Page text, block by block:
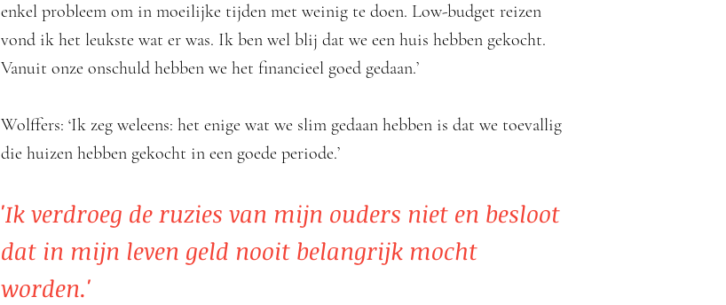
enkel probleem om in moeilijke tijden met weinig te doen. Low-budget reizen
vond ik het leukste wat er was. Ik ben wel blij dat we een huis hebben gekocht.
Vanuit onze onschuld hebben we het financieel goed gedaan.’
Wolffers: ‘Ik zeg weleens: het enige wat we slim gedaan hebben is dat we toevallig
die huizen hebben gekocht in een goede periode.’
'Ik verdroeg de ruzies van mijn ouders niet en besloot
dat in mijn leven geld nooit belangrijk mocht
worden.'